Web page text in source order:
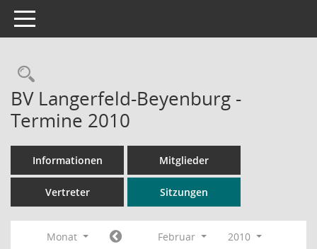
Toggle navigation
Rechercheauswahl
BV Langerfeld-Beyenburg -
Termine 2010
Informationen Mitglieder
Vertreter Sitzungen
Monat Februar
2010